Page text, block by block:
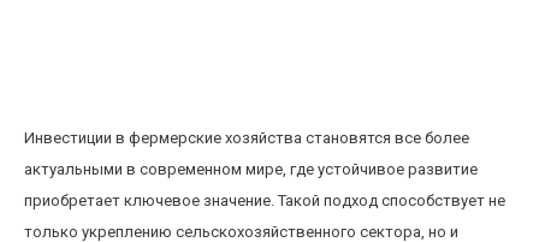
Инвестиции в фермерские хозяйства становятся все более
актуальными в современном мире, где устойчивое развитие
приобретает ключевое значение. Такой подход способствует не
только укреплению сельскохозяйственного сектора, но и